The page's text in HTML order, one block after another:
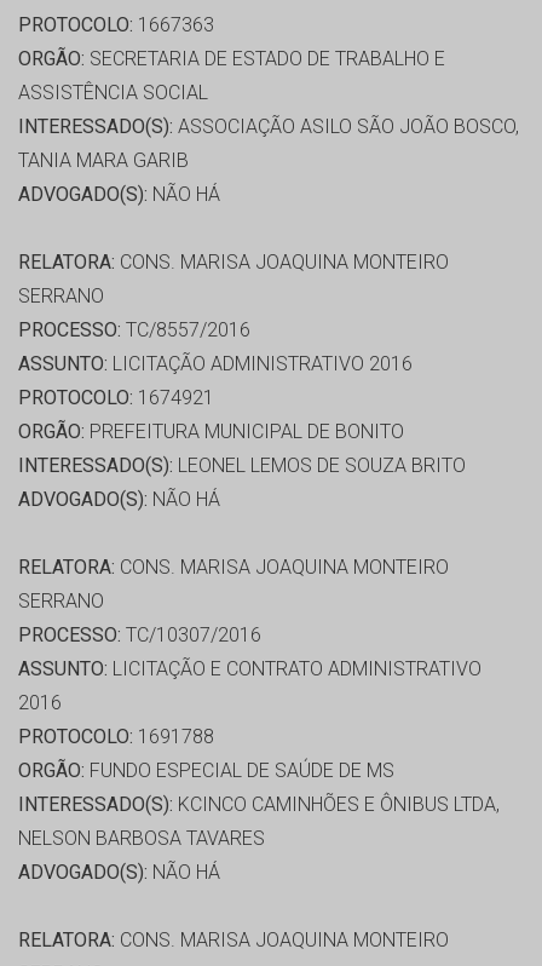
PROTOCOLO: 1667363
ORGÃO: SECRETARIA DE ESTADO DE TRABALHO E
ASSISTÊNCIA SOCIAL
INTERESSADO(S): ASSOCIAÇÃO ASILO SÃO JOÃO BOSCO,
TANIA MARA GARIB
ADVOGADO(S): NÃO HÁ
RELATORA: CONS. MARISA JOAQUINA MONTEIRO
SERRANO
PROCESSO: TC/8557/2016
ASSUNTO: LICITAÇÃO ADMINISTRATIVO 2016
PROTOCOLO: 1674921
ORGÃO: PREFEITURA MUNICIPAL DE BONITO
INTERESSADO(S): LEONEL LEMOS DE SOUZA BRITO
ADVOGADO(S): NÃO HÁ
RELATORA: CONS. MARISA JOAQUINA MONTEIRO
SERRANO
PROCESSO: TC/10307/2016
ASSUNTO: LICITAÇÃO E CONTRATO ADMINISTRATIVO
2016
PROTOCOLO: 1691788
ORGÃO: FUNDO ESPECIAL DE SAÚDE DE MS
INTERESSADO(S): KCINCO CAMINHÕES E ÔNIBUS LTDA,
NELSON BARBOSA TAVARES
ADVOGADO(S): NÃO HÁ
RELATORA: CONS. MARISA JOAQUINA MONTEIRO